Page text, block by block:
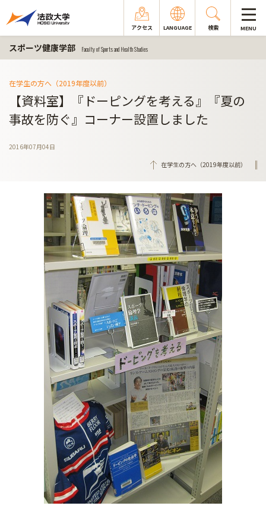
アクセス LANGUAGE 検索 MENU
スポーツ健康学部 Faculty of Sports and Health Studies
在学生の方へ（2019年度以前）
【資料室】『ドーピングを考える』『夏の
事故を防ぐ』コーナー設置しました
2016年07月04日
在学生の方へ（2019年度以前）